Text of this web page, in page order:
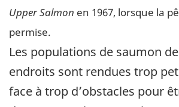
Upper Salmon en 1967, lorsque la
permise.
Les populations de saumon
endroits sont rendues trop
face à trop d’obstacles pour